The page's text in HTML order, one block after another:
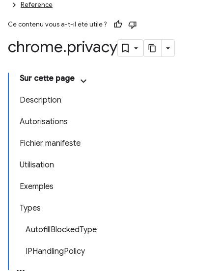
Reference
Ce contenu vous a-t-il été utile ?
chrome.privacy
Sur cette page
Description
Autorisations
Fichier manifeste
Utilisation
Exemples
Types
AutofillBlockedType
IPHandlingPolicy